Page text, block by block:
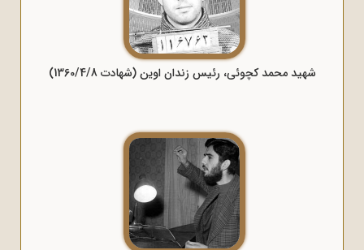
شهید محمد کچوئی، رئیس زندان اوین (شهادت 1360/4/8)